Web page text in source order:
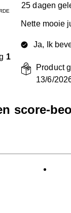
1
25 dagen
Nette mooie
Ja, Ik
Product
13/6/
score-